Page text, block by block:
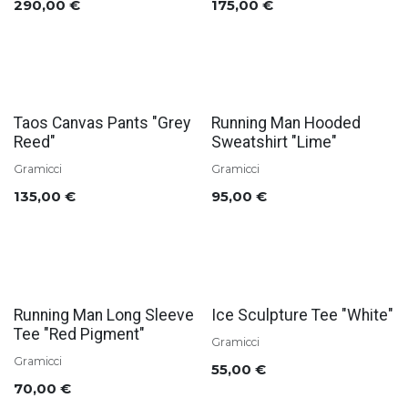
290,00 € 175,00 €
Soldes
Taos Canvas Pants "Grey
Reed"
Gramicci
135,00 €
Soldes
Running Man Hooded
Sweatshirt "Lime"
Gramicci
95,00 €
Soldes
Running Man Long Sleeve
Tee "Red Pigment"
Gramicci
70,00 €
Soldes
Ice Sculpture Tee "White"
Gramicci
55,00 €